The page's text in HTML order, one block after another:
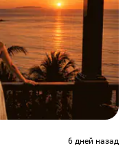
6 дней назад